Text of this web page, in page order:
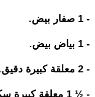
‏- 1 صفار بيض.
‏- 1 بياض بيض.
‏- 2 معلقة كبيرة دقيق.
‏- ½ 1 معلقة كبيرة سكر.